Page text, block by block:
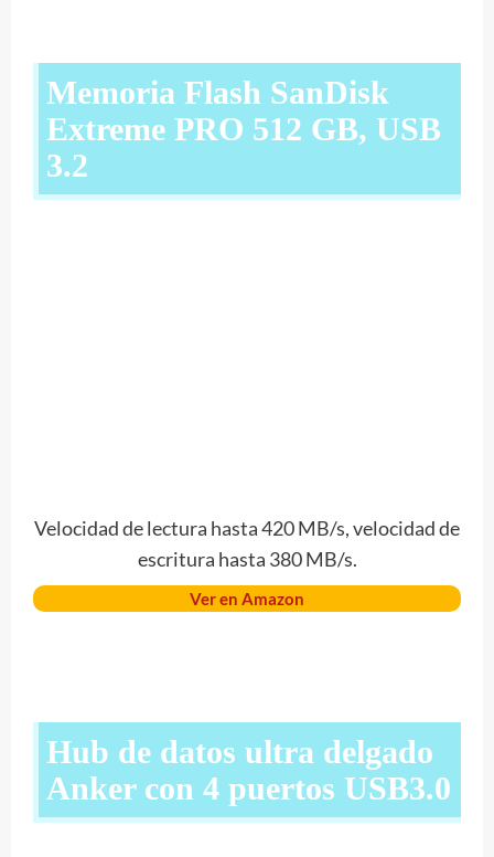
Memoria Flash SanDisk
Extreme PRO 512 GB, USB
3.2
Velocidad de lectura hasta 420 MB/s, velocidad de
escritura hasta 380 MB/s.
Ver en Amazon
Hub de datos ultra delgado
Anker con 4 puertos USB3.0